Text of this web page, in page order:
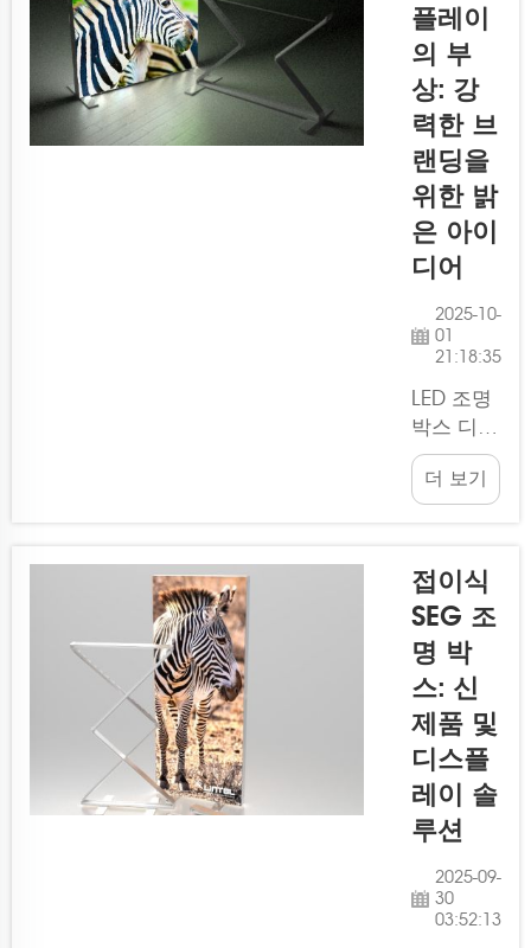
니다! 이
제품은 특
수 조명과
소재를 사
용하여 밝
고 선명한
이미지를
구현하므
로 누구나
쉽게 볼
다. 매장
용 포스터
이를 제작
하는 경
우...
플레이
의 부
상: 강
력한 브
랜딩을
위한 밝
은 아이
디어
2025-10-
01
21:18:35
LED 조명
박스 디스
플레이는
광고 업계
를 장악하
다. 화사
하고 다채
로운 포스
터 디스플
레이는 시
선을 사로
잡기에 충
분하여 주
목을 필요
로 하는
게 이상적
입니다.
더 보기
접이식
SEG 조
명 박
스: 신
제품 및
디스플
레이 솔
루션
2025-09-
30
03:52:13